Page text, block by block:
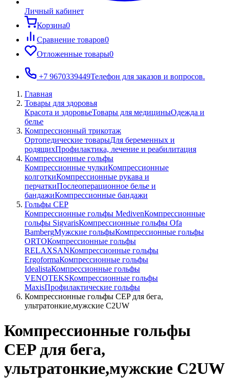
Личный кабинет
Корзина0
Сравнение товаров0
Отложенные товары0
+7 9670339449Телефон для заказов и вопросов.
Главная
Товары для здоровья
Красота и здоровьеТовары для медициныОдежда и
белье
Компрессионный трикотаж
Ортопедические товарыДля беременных и
родящихПрофилактика, лечение и реабилитация
Компрессионные гольфы
Компрессионные чулкиКомпрессионные
колготкиКомпрессионные рукава и
перчаткиПослеоперационное белье и
бандажиКомпрессионные бандажи
Гольфы CEP
Компрессионные гольфы MedivenКомпрессионные
гольфы SigvarisКомпрессионные гольфы Ofa
BambergМужские гольфыКомпрессионные гольфы
ORTOКомпрессионные гольфы
RELAXSANКомпрессионные гольфы
ErgoformaКомпрессионные гольфы
IdealistaКомпрессионные гольфы
VENOTEKSКомпрессионные гольфы
MaxisПрофилактические гольфы
Компрессионные гольфы CEP для бега,
ультратонкие,мужские C2UW
Компрессионные гольфы
CEP для бега,
ультратонкие,мужские C2UW